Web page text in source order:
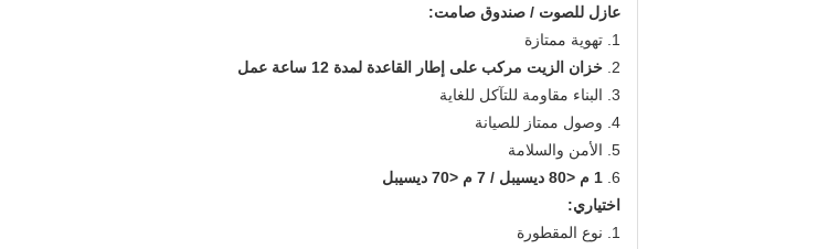
عازل للصوت / صندوق صامت:
1. تهوية ممتازة
2. خزان الزيت مركب على إطار القاعدة لمدة 12 ساعة عمل
3. البناء مقاومة للتآكل للغاية
4. وصول ممتاز للصيانة
5. الأمن والسلامة
6. 1 م <80 ديسيبل / 7 م <70 ديسيبل
اختياري:
1. نوع المقطورة